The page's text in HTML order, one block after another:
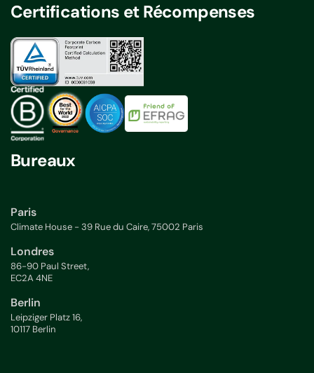
Certifications et Récompenses
Bureaux
Paris
Climate House - 39 Rue du Caire, 75002 Paris
Londres
86-90 Paul Street,
EC2A 4NE
Berlin
Leipziger Platz 16,
10117 Berlin